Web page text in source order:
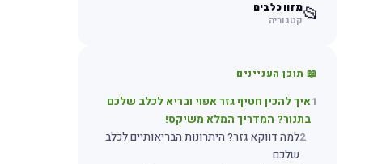
📂מזון כלבים
קטגוריה
📖 תוכן העניינים
1איך להכין חטיף גזר אפוי ובריא לכלב שלכם
בתנור? המדריך המלא משיקס!
2למה דווקא גזר? היתרונות הבריאותיים לכלב
שלכם